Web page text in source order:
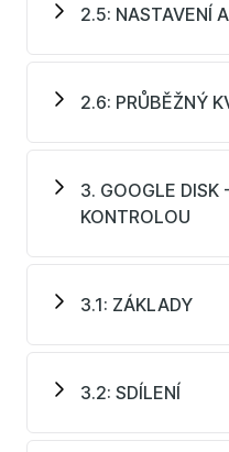
2.5: NASTAVENÍ
2.6: PRŮBĚŽNÝ
3. GOOGLE DISK
KONTROLOU
3.1: ZÁKLADY
3.2: SDÍLENÍ